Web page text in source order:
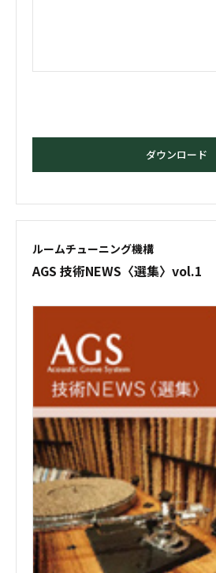
ダウンロード
ルームチューニング機構
AGS 技術NEWS 〈選集〉vol.1